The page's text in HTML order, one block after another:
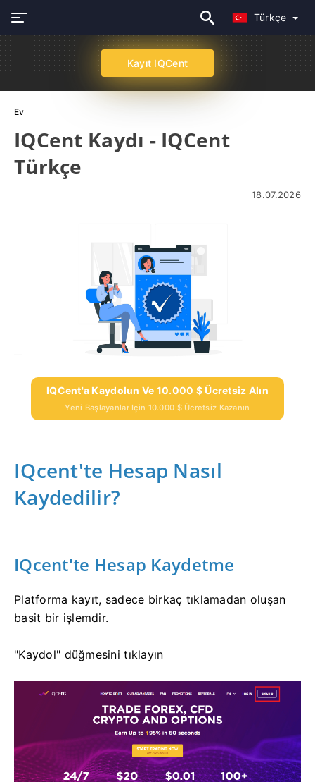
Türkçe
Kayıt IQCent
Ev
IQCent Kaydı - IQCent
Türkçe
18.07.2026
IQCent'a Kaydolun Ve 10.000 $ Ücretsiz Alın
Yeni Başlayanlar Için 10.000 $ Ücretsiz Kazanın
IQcent'te Hesap Nasıl
Kaydedilir?
IQcent'te Hesap Kaydetme
Platforma kayıt, sadece birkaç tıklamadan oluşan
basit bir işlemdir.
"Kaydol" düğmesini tıklayın